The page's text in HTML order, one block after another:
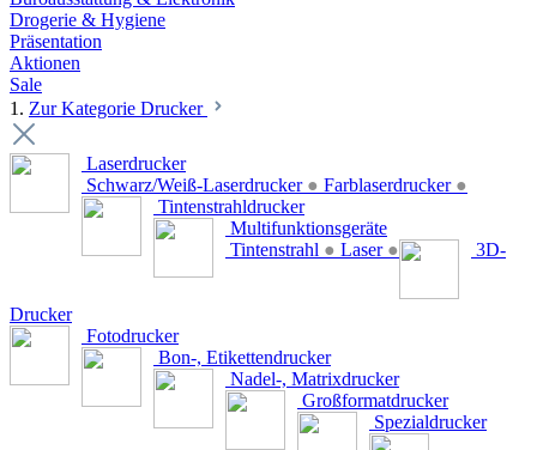
Drogerie & Hygiene
Präsentation
Aktionen
Sale
1. Zur Kategorie Drucker
Laserdrucker
Schwarz/Weiß-Laserdrucker ● Farblaserdrucker ●
Tintenstrahldrucker
Multifunktionsgeräte
Tintenstrahl ● Laser ● 3D-
Drucker
Fotodrucker
Bon-, Etikettendrucker
Nadel-, Matrixdrucker
Großformatdrucker
Spezialdrucker